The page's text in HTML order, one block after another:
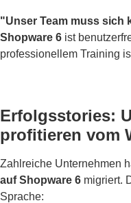
"Unser Team muss sich
Shopware 6 ist
professionellem Training
Erfolgsstories:
profitieren vom
Zahlreiche Unternehmen
auf Shopware 6 migriert.
Sprache: